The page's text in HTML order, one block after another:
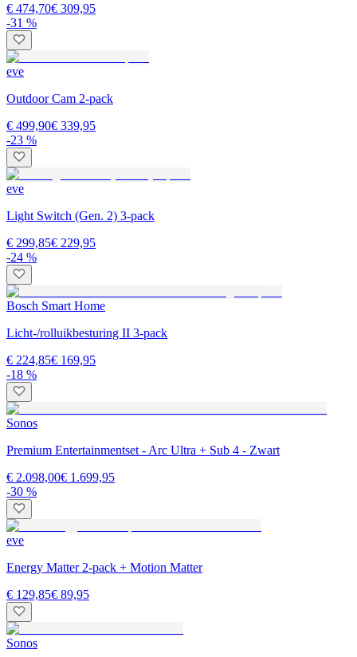
€ 474,70€ 309,95
-31 %
eve
Outdoor Cam 2-pack
€ 499,90€ 339,95
-23 %
eve
Light Switch (Gen. 2) 3-pack
€ 299,85€ 229,95
-24 %
Bosch Smart Home
Licht-/rolluikbesturing II 3-pack
€ 224,85€ 169,95
-18 %
Sonos
Premium Entertainmentset - Arc Ultra + Sub 4 - Zwart
€ 2.098,00€ 1.699,95
-30 %
eve
Energy Matter 2-pack + Motion Matter
€ 129,85€ 89,95
Sonos